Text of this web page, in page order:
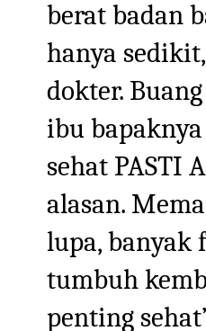
berat badan
hanya
dokter.
ibu
sehat PASTI
alasan.
lupa, banyak
tumbuh
penting